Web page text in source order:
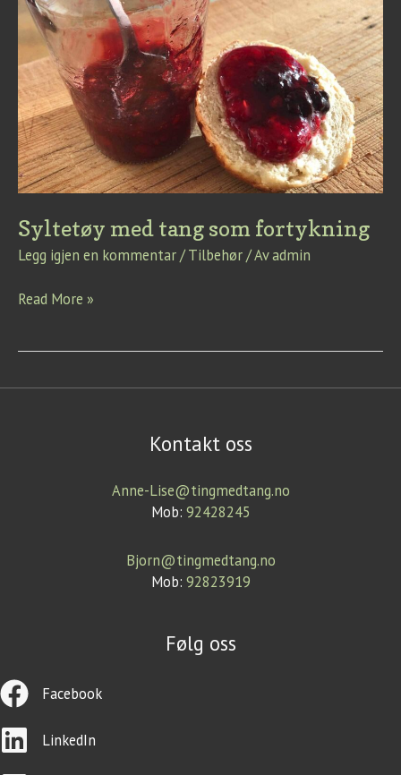
Syltetøy med tang som fortykning
Legg igjen en kommentar/Tilbehør/ Avadmin
Read More »
Kontakt oss
Anne-Lise@tingmedtang.no
Mob: 92428245
Bjorn@tingmedtang.no
Mob: 92823919
Følg oss
Facebook
LinkedIn